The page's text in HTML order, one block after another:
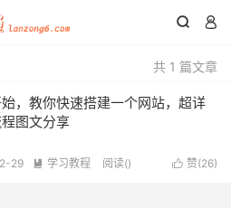
 
共 1 篇文章
，教你快速搭建一个网站，超详
图文分享
 赞(26)
29  学习教程 阅读()